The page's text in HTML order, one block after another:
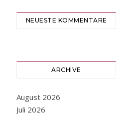
NEUESTE KOMMENTARE
ARCHIVE
August 2026
Juli 2026